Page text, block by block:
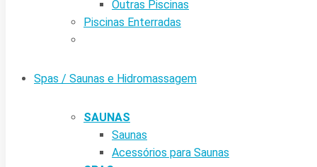
Outras Piscinas
Piscinas Enterradas
Spas / Saunas e Hidromassagem
SAUNAS
Saunas
Acessórios para Saunas